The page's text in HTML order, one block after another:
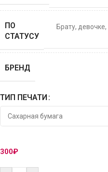
ПО
СТАТУСУ
Брату, девочке,
БРЕНД
ТИП ПЕЧАТИ
300₽